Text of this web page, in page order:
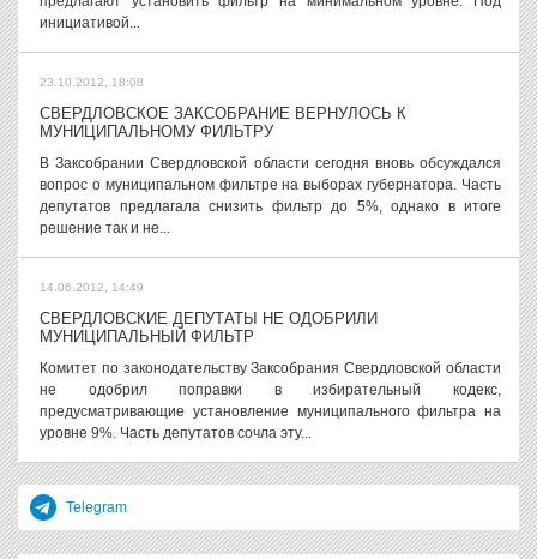
инициативой...
23.10.2012, 18:08
СВЕРДЛОВСКОЕ ЗАКСОБРАНИЕ ВЕРНУЛОСЬ К
МУНИЦИПАЛЬНОМУ ФИЛЬТРУ
В Заксобрании Свердловской области сегодня вновь обсуждался
вопрос о муниципальном фильтре на выборах губернатора. Часть
депутатов предлагала снизить фильтр до 5%, однако в итоге
решение так и не...
14.06.2012, 14:49
СВЕРДЛОВСКИЕ ДЕПУТАТЫ НЕ ОДОБРИЛИ
МУНИЦИПАЛЬНЫЙ ФИЛЬТР
Комитет по законодательству Заксобрания Свердловской области
не одобрил поправки в избирательный кодекс,
предусматривающие установление муниципального фильтра на
уровне 9%. Часть депутатов сочла эту...
Telegram